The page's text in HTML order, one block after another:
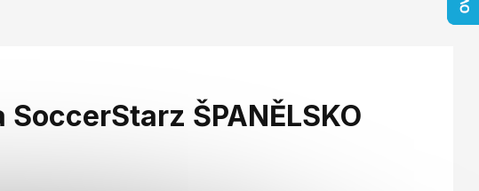
SoccerStarz ŠPANĚLSKO